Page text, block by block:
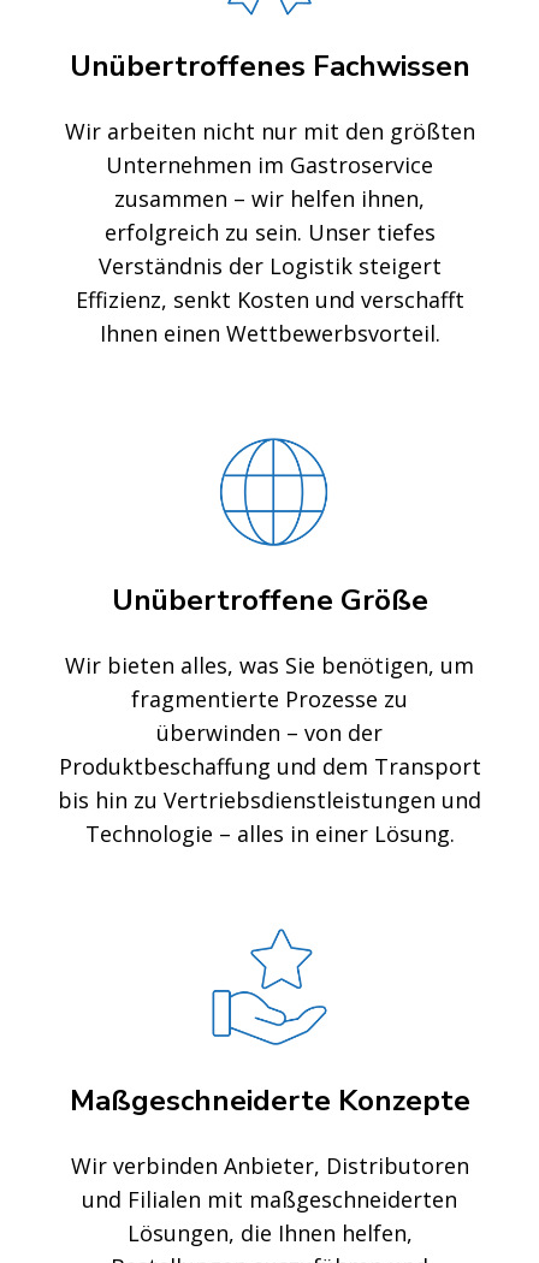
Unübertroffenes Fachwissen
Wir arbeiten nicht nur mit den größten
Unternehmen im Gastroservice
zusammen – wir helfen ihnen,
erfolgreich zu sein. Unser tiefes
Verständnis der Logistik steigert
Effizienz, senkt Kosten und verschafft
Ihnen einen Wettbewerbsvorteil.
Unübertroffene Größe
Wir bieten alles, was Sie benötigen, um
fragmentierte Prozesse zu
überwinden – von der
Produktbeschaffung und dem Transport
bis hin zu Vertriebsdienstleistungen und
Technologie – alles in einer Lösung.
Maßgeschneiderte Konzepte
Wir verbinden Anbieter, Distributoren
und Filialen mit maßgeschneiderten
Lösungen, die Ihnen helfen,